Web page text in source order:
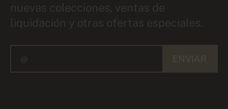
nuevas colecciones, ventas de
liquidación y otras ofertas especiales.